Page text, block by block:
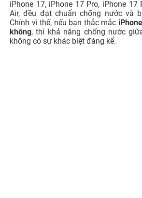
iPhone 17, iPhone 17 Pro, iPhone 17
Air, đều đạt chuẩn chống nước và
Chính vì thế, nếu bạn thắc mắc
không, thì khả năng chống nước
không có sự khác biệt đáng kể.